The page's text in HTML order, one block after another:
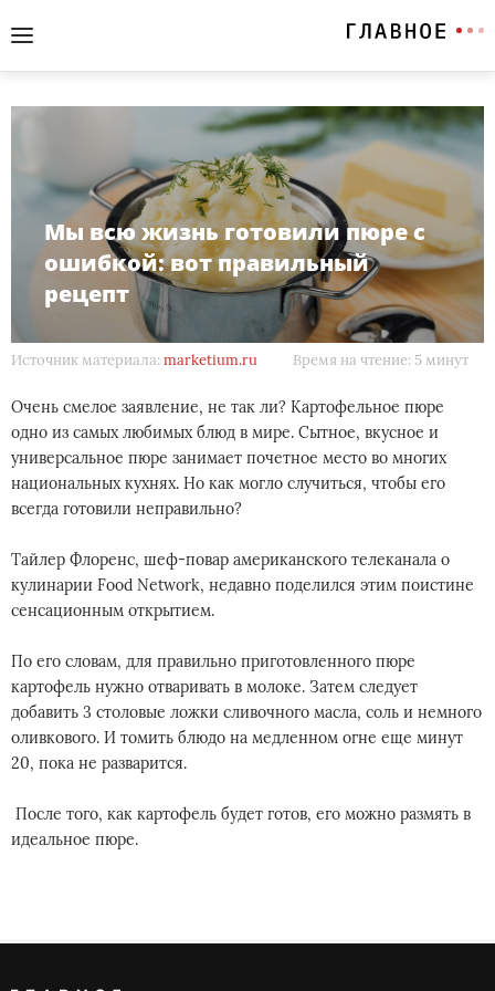
Мы всю жизнь готовили пюре с
ошибкой: вот правильный
рецепт
Источник материала: marketium.ru Время на чтение: 5 минут
Очень смелое заявление, не так ли? Картофельное пюре
одно из самых любимых блюд в мире. Сытное, вкусное и
универсальное пюре занимает почетное место во многих
национальных кухнях. Но как могло случиться, чтобы его
всегда готовили неправильно?
Тайлер Флоренс, шеф-повар американского телеканала о
кулинарии Food Network, недавно поделился этим поистине
сенсационным открытием.
По его словам, для правильно приготовленного пюре
картофель нужно отваривать в молоке. Затем следует
добавить 3 столовые ложки сливочного масла, соль и немного
оливкового. И томить блюдо на медленном огне еще минут
20, пока не разварится.
После того, как картофель будет готов, его можно размять в
идеальное пюре.